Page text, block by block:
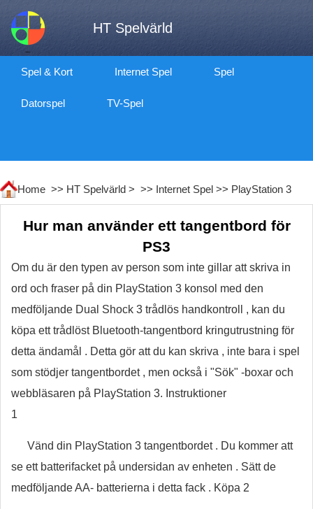
HT Spelvärld
Spel & Kort Internet Spel Spel
Datorspel TV-Spel
Home >> HT Spelvärld > >> Internet Spel >> PlayStation 3
Hur man använder ett tangentbord för
PS3
Om du är den typen av person som inte gillar att skriva in
ord och fraser på din PlayStation 3 konsol med den
medföljande Dual Shock 3 trådlös handkontroll , kan du
köpa ett trådlöst Bluetooth-tangentbord kringutrustning för
detta ändamål . Detta gör att du kan skriva , inte bara i spel
som stödjer tangentbordet , men också i "Sök" -boxar och
webbläsaren på PlayStation 3. Instruktioner
1
Vänd din PlayStation 3 tangentbordet . Du kommer att
se ett batterifacket på undersidan av enheten . Sätt de
medföljande AA- batterierna i detta fack . Köpa 2